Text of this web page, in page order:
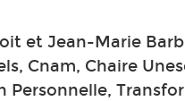
et Jean-Marie
Cnam, Chaire
Personnelle,